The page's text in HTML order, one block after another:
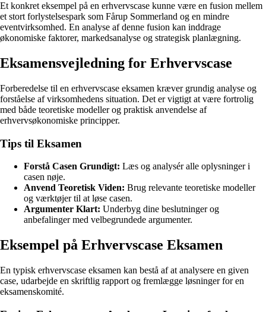
Et konkret eksempel på en erhvervscase kunne være en fusion mellem
et stort forlystelsespark som Fårup Sommerland og en mindre
eventvirksomhed. En analyse af denne fusion kan inddrage
økonomiske faktorer, markedsanalyse og strategisk planlægning.
Eksamensvejledning for Erhvervscase
Forberedelse til en erhvervscase eksamen kræver grundig analyse og
forståelse af virksomhedens situation. Det er vigtigt at være fortrolig
med både teoretiske modeller og praktisk anvendelse af
erhvervsøkonomiske principper.
Tips til Eksamen
Forstå Casen Grundigt: Læs og analysér alle oplysninger i
casen nøje.
Anvend Teoretisk Viden: Brug relevante teoretiske modeller
og værktøjer til at løse casen.
Argumenter Klart: Underbyg dine beslutninger og
anbefalinger med velbegrundede argumenter.
Eksempel på Erhvervscase Eksamen
En typisk erhvervscase eksamen kan bestå af at analysere en given
case, udarbejde en skriftlig rapport og fremlægge løsninger for en
eksamenskomité.